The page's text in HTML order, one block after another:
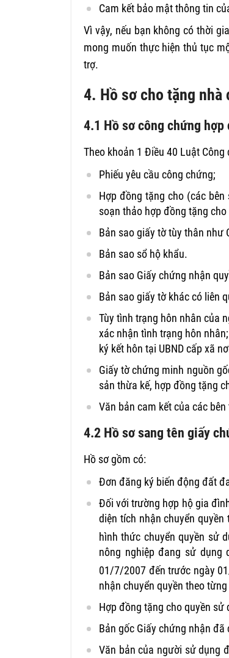
Cam kết bảo mật thông tin
Vì vậy, nếu bạn không có thời
mong muốn thực hiện thủ tục
trợ.
4. Hồ sơ cho tặng nhà
4.1 Hồ sơ công chứng hợp
Theo khoản 1 Điều 40 Luật
Phiếu yêu cầu công chứng;
Hợp đồng tặng cho (các
soạn thảo hợp đồng tặng
Bản sao giấy tờ tùy thân như
Bản sao sổ hộ khẩu.
Bản sao Giấy chứng nhận
Bản sao giấy tờ khác có liên
Tùy tình trạng hôn nhân của
xác nhận tình trạng hôn
ký kết hôn tại UBND cấp xã
Giấy tờ chứng minh nguồn
sản thừa kế, hợp đồng tặng
Văn bản cam kết của các
4.2 Hồ sơ sang tên giấy
Hồ sơ gồm có:
Đơn đăng ký biến động đất
Đối với trường hợp hộ gia
diện tích nhận chuyển
hình thức chuyển quyền sử
nông nghiệp đang sử dụng
01/7/2007 đến trước ngày
nhận chuyển quyền theo
Hợp đồng tặng cho quyền
Bản gốc Giấy chứng nhận đã
Văn bản của người sử dụng